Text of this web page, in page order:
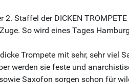
2. Staffel der DICKEN
So wird eines Tages
Trompete mit sehr, sehr viel
werden sie feste und
Saxofon sorgen schon für